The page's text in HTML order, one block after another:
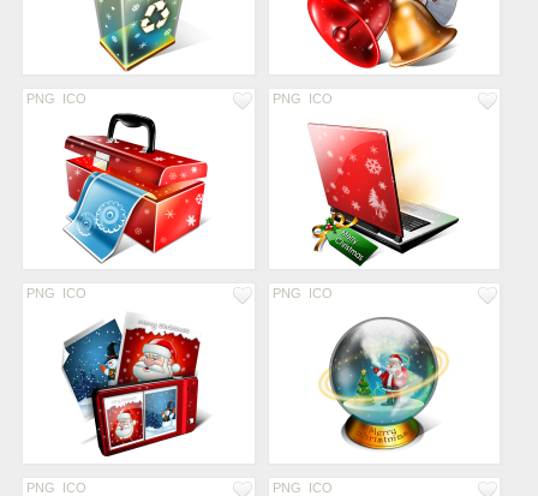
PNG ICO PNG ICO
PNG ICO PNG ICO
PNG ICO PNG ICO